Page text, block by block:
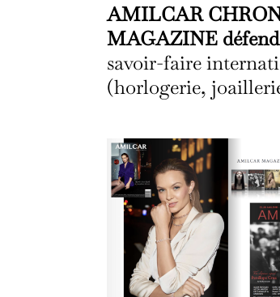
AMILCAR
MAGAZINE défend
savoir-faire
(horlogerie,